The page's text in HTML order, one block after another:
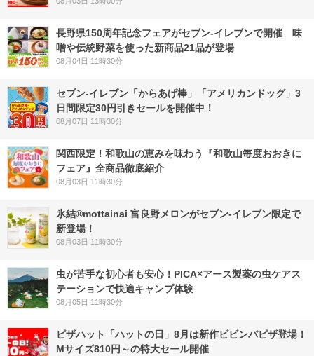
長野県150周年記念フェアがセブン-イレブンで開催 味
噌や伝統野菜を使った新商品21品が登場
08月04日 11時30分
セブン‐イレブン「からあげ棒」「アメリカンドッグ」3
日間限定30円引きセールを開催中！
08月07日 11時30分
関西限定！和歌山の恵みを味わう『和歌山毎度おおきに
フェア』全商品徹底紹介
08月03日 11時30分
氷結®mottainai 富良野メロンがセブン‐イレブン限定で
新登場！
08月03日 11時30分
虫が苦手な初心者も安心！PICA×アース製薬の虫ケアス
テーションで快適キャンプ体験
08月05日 11時30分
ピザハット「ハットの日」8月は新作ビビンバピザ登場！
Mサイズ810円～の特大セール開催